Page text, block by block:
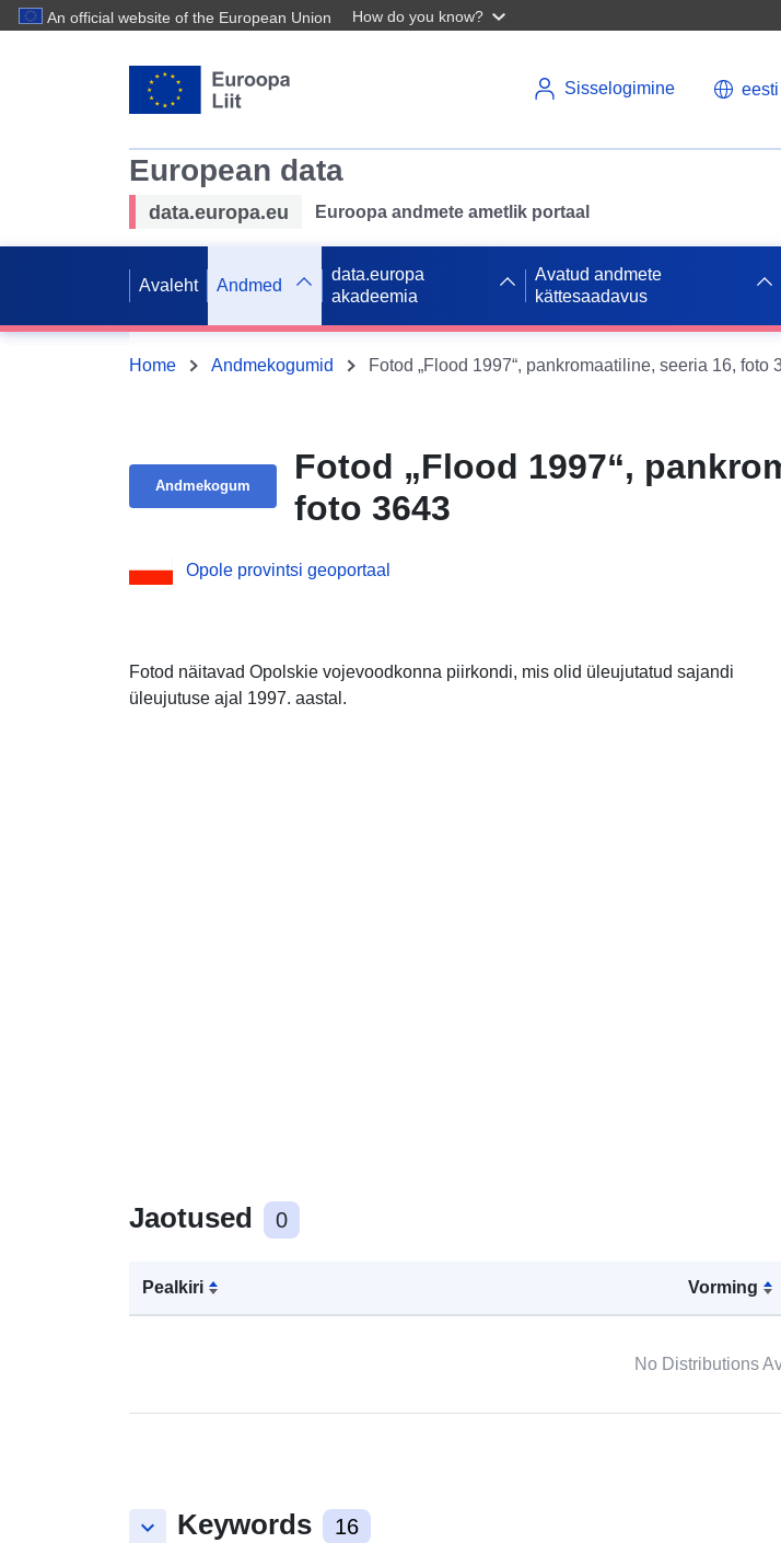
An official website of the European Union How do you know?
Sisselogimine eesti
European data
data.europa.eu Euroopa andmete ametlik portaal
Avaleht Andmed
data.europa
akadeemia
Avatud andmete
kättesaadavus
Home Andmekogumid Fotod „Flood 1997“, pankromaatiline, seeria 16, foto
Andmekogum
Fotod „Flood 1997“,
foto 3643
Opole provintsi geoportaal
Fotod näitavad Opolskie vojevoodkonna piirkondi, mis olid üleujutatud sajandi
üleujutuse ajal 1997. aastal.
Jaotused 0
Pealkiri Vorming
No Distributions
keyboard_arrow_down Keywords 16